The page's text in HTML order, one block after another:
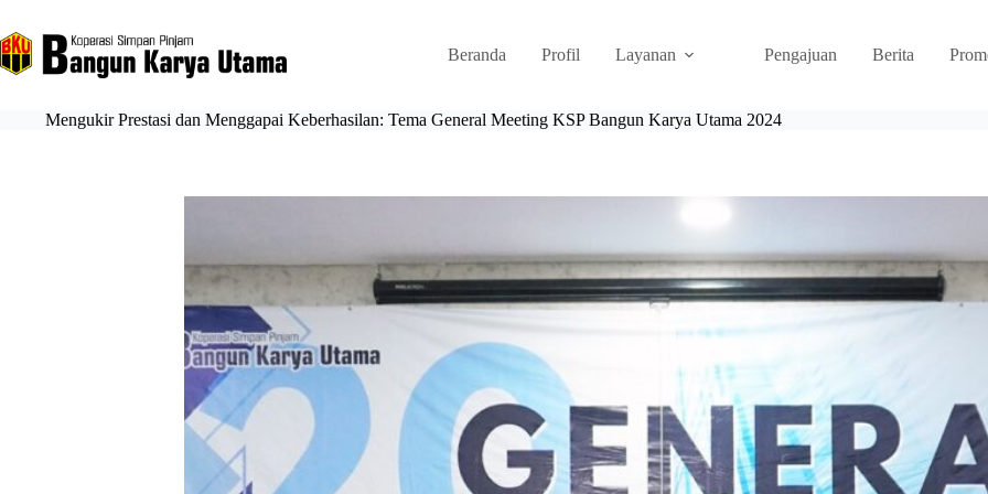
Beranda Profil Layanan Pengajuan Berita
Mengukir Prestasi dan Menggapai Keberhasilan: Tema General Meeting KSP Bangun Karya Utama 2024